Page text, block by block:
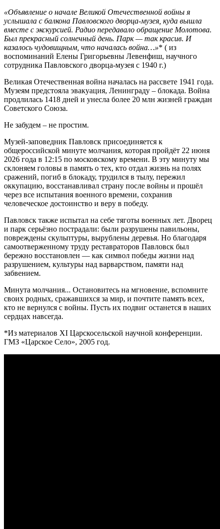
«Объявление о начале Великой Отечественной войны я
услышала с балкона Павловского дворца-музея, куда вышла
вместе с экскурсией. Радио передавало обращение Молотова.
Был прекрасный солнечный день. Парк — так красив. И
казалось чудовищным, что началась война…»* ( из
воспоминаний Елены Григорьевны Левенфиш, научного
сотрудника Павловского дворца-музея с 1940 г.)
Великая Отечественная война началась на рассвете 1941 года.
Музеям предстояла эвакуация, Ленинграду – блокада. Война
продлилась 1418 дней и унесла более 20 млн жизней граждан
Советского Союза.
Не забудем – не простим.
Музей‑заповедник Павловск присоединяется к
общероссийской минуте молчания, которая пройдёт 22 июня
2026 года в 12:15 по московскому времени. В эту минуту мы
склоняем головы в память о тех, кто отдал жизнь на полях
сражений, погиб в блокаду, трудился в тылу, пережил
оккупацию, восстанавливал страну после войны и прошёл
через все испытания военного времени, сохранив
человеческое достоинство и веру в победу.
Павловск также испытал на себе тяготы военных лет. Дворец
и парк серьёзно пострадали: были разрушены павильоны,
повреждены скульптуры, вырублены деревья. Но благодаря
самоотверженному труду реставраторов Павловск был
бережно восстановлен — как символ победы жизни над
разрушением, культуры над варварством, памяти над
забвением.
Минута молчания... Остановитесь на мгновение, вспомните
своих родных, сражавшихся за мир, и почтите память всех,
кто не вернулся с войны. Пусть их подвиг останется в наших
сердцах навсегда.
*Из материалов XI Царскосельской научной конференции.
ГМЗ «Царское Село», 2005 год.